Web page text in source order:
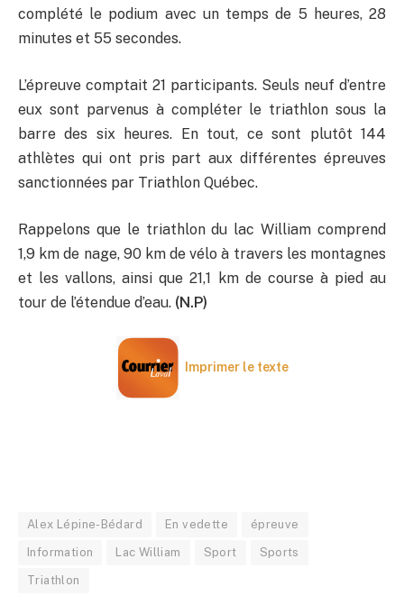
complété le podium avec un temps de 5 heures, 28
minutes et 55 secondes.
L’épreuve comptait 21 participants. Seuls neuf d’entre
eux sont parvenus à compléter le triathlon sous la
barre des six heures. En tout, ce sont plutôt 144
athlètes qui ont pris part aux différentes épreuves
sanctionnées par Triathlon Québec.
Rappelons que le triathlon du lac William comprend
1,9 km de nage, 90 km de vélo à travers les montagnes
et les vallons, ainsi que 21,1 km de course à pied au
tour de l’étendue d’eau. (N.P)
Imprimer le texte
Alex Lépine-Bédard En vedette épreuve
Information Lac William Sport Sports
Triathlon